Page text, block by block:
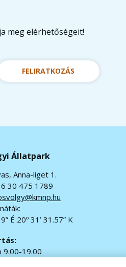
meg elérhetőségeit!
FELIRATKOZÁS
Állatpark
Anna-liget 1.
30 475 1789
É 20º 31’ 31.57” K
9.00-19.00